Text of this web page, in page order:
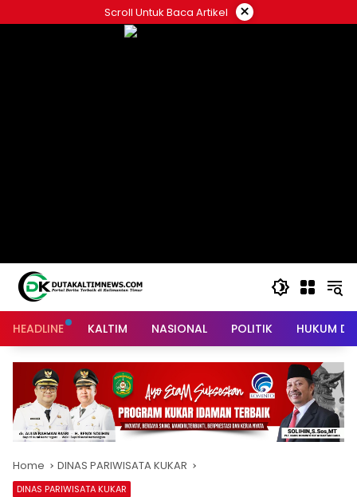
to
Scroll Untuk Baca Artikel ×
HEADLINE KALTIM NASIONAL POLITIK HUKUM
Home DINAS PARIWISATA KUKAR
DINAS PARIWISATA KUKAR